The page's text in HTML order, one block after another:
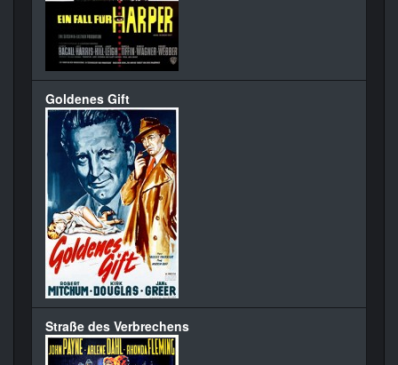
Goldenes Gift
Straße des Verbrechens